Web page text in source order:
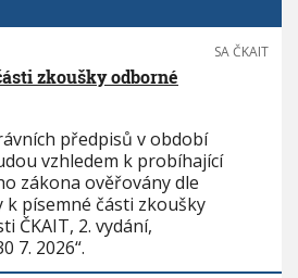
SA ČKAIT
zkoušky odborné
předpisů v období
vzhledem k probíhající
zákona ověřovány dle
k písemné části zkoušky
ČKAIT, 2. vydání,
7. 2026“.